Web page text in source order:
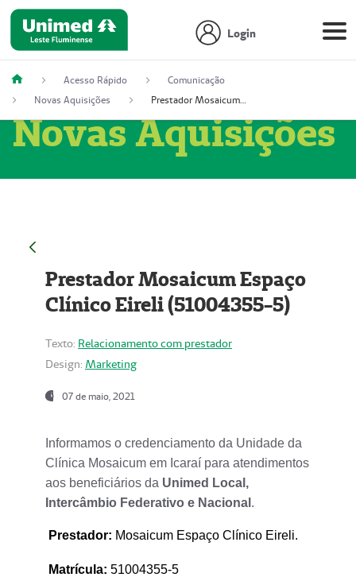
Login
Acesso Rápido
Comunicação
Novas Aquisições
Prestador Mosaicum Espaço Clínico Eireli (51004355-5)
Novas Aquisições
Prestador Mosaicum Espaço
Clínico Eireli (51004355-5)
Texto: Relacionamento com prestador
Design: Marketing
07 de maio, 2021
Informamos o credenciamento da Unidade da
Clínica Mosaicum em Icaraí para atendimentos
aos beneficiários da Unimed Local,
Intercâmbio Federativo e Nacional .
Prestador: Mosaicum Espaço Clínico Eireli.
Matrícula: 51004355-5